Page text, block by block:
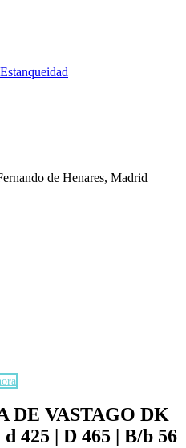
de Henares, Madrid
DE VASTAGO DK
425 | D 465 | B/b 56